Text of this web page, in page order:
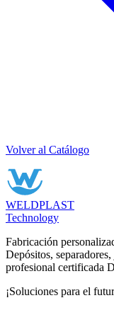
Volver al Catálogo
WELDPLAST
Technology
Fabricación
Depósitos,
profesional certificada
¡Soluciones para el